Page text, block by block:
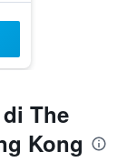
The
Kong